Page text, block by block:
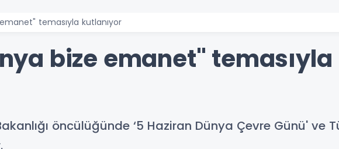
temasıyla kutlanıyor
bize emanet" temasıyla
öncülüğünde ‘5 Haziran Dünya Çevre Günü' ve